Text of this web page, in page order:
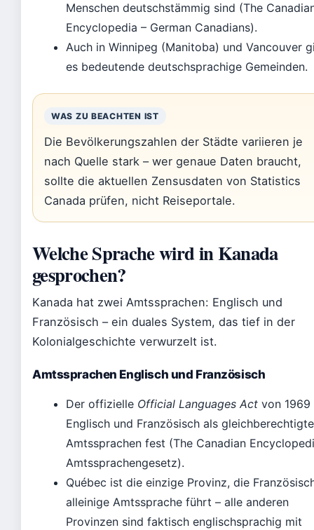
Menschen deutschstämmig sind (The
Encyclopedia – German Canadians).
Auch in Winnipeg (Manitoba) und Vancouver
es bedeutende deutschsprachige Gemeinden.
WAS ZU BEACHTEN IST
Die Bevölkerungszahlen der Städte variieren je
nach Quelle stark – wer genaue Daten braucht,
sollte die aktuellen Zensusdaten von Statistics
Canada prüfen, nicht Reiseportale.
Welche Sprache wird in Kanada
gesprochen?
Kanada hat zwei Amtssprachen: Englisch und
Französisch – ein duales System, das tief in der
Kolonialgeschichte verwurzelt ist.
Amtssprachen Englisch und Französisch
Der offizielle Official Languages Act von
Englisch und Französisch als gleichberechtigte
Amtssprachen fest (The Canadian
Amtssprachengesetz).
Québec ist die einzige Provinz, die
alleinige Amtssprache führt – alle anderen
Provinzen sind faktisch englischsprachig mit